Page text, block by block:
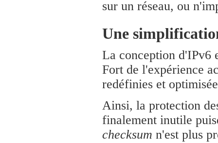
sur un réseau, ou
Une
La conception d'IPv6
Fort de l'expérience
redéfinies et
Ainsi, la protection
finalement inutile
checksum n'est plus